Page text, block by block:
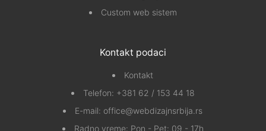
Custom web sistem
Kontakt podaci
Kontakt
Telefon: +381 62 / 153 44 18
E-mail: office@webdizajnsrbija.rs
Radno vreme: Pon - Pet: 09 - 17h